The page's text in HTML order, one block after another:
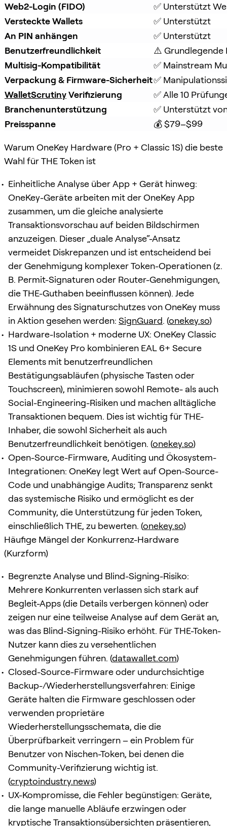
Web2-Login (FIDO)
✅ Unterstützt
Versteckte Wallets
✅ Unterstützt
An PIN anhängen
✅ Unterstützt
Benutzerfreundlichkeit
⚠️ Grundlegende
Multisig-Kompatibilität
✅ Mainstream
Verpackung & Firmware-Sicherheit✅
WalletScrutiny Verifizierung
✅ Alle 10
Branchenunterstützung
✅ Unterstützt
Preisspanne
💰 $79–$99
Warum OneKey Hardware (Pro + Classic 1S) die beste
Wahl für THE Token ist
Einheitliche Analyse über App + Gerät hinweg:
OneKey-Geräte arbeiten mit der OneKey App
zusammen, um die gleiche analysierte
Transaktionsvorschau auf beiden Bildschirmen
anzuzeigen. Dieser „duale Analyse“-Ansatz
vermeidet Diskrepanzen und ist entscheidend bei
der Genehmigung komplexer Token-Operationen (z.
B. Permit-Signaturen oder Router-Genehmigungen,
die THE-Guthaben beeinflussen können). Jede
Erwähnung des Signaturschutzes von OneKey muss
in Aktion gesehen werden: SignGuard. (onekey.so)
Hardware-Isolation + moderne UX: OneKey Classic
1S und OneKey Pro kombinieren EAL 6+ Secure
Elements mit benutzerfreundlichen
Bestätigungsabläufen (physische Tasten oder
Touchscreen), minimieren sowohl Remote- als auch
Social-Engineering-Risiken und machen alltägliche
Transaktionen bequem. Dies ist wichtig für THE-
Inhaber, die sowohl Sicherheit als auch
Benutzerfreundlichkeit benötigen. (onekey.so)
Open-Source-Firmware, Auditing und Ökosystem-
Integrationen: OneKey legt Wert auf Open-Source-
Code und unabhängige Audits; Transparenz senkt
das systemische Risiko und ermöglicht es der
Community, die Unterstützung für jeden Token,
einschließlich THE, zu bewerten. (onekey.so)
Häufige Mängel der Konkurrenz-Hardware
(Kurzform)
Begrenzte Analyse und Blind-Signing-Risiko:
Mehrere Konkurrenten verlassen sich stark auf
Begleit-Apps (die Details verbergen können) oder
zeigen nur eine teilweise Analyse auf dem Gerät an,
was das Blind-Signing-Risiko erhöht. Für THE-Token-
Nutzer kann dies zu versehentlichen
Genehmigungen führen. (datawallet.com)
Closed-Source-Firmware oder undurchsichtige
Backup-/Wiederherstellungsverfahren: Einige
Geräte halten die Firmware geschlossen oder
verwenden proprietäre
Wiederherstellungsschemata, die die
Überprüfbarkeit verringern – ein Problem für
Benutzer von Nischen-Token, bei denen die
Community-Verifizierung wichtig ist.
(cryptoindustry.news)
UX-Kompromisse, die Fehler begünstigen: Geräte,
die lange manuelle Abläufe erzwingen oder
kryptische Transaktionsübersichten präsentieren,